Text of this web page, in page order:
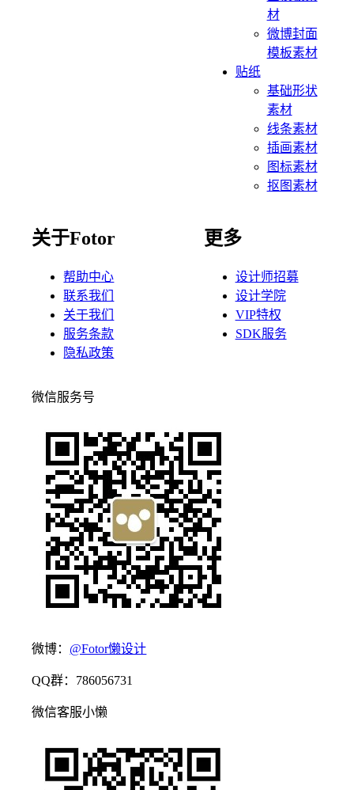
材
微博封面
模板素材
贴纸
基础形状
素材
线条素材
插画素材
图标素材
抠图素材
关于Fotor
帮助中心
联系我们
关于我们
服务条款
隐私政策
更多
设计师招募
设计学院
VIP特权
SDK服务
微信服务号
微博： @Fotor懒设计
QQ群：786056731
微信客服小懒